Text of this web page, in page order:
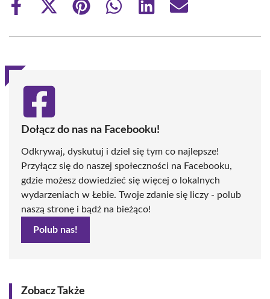
Share
Share
(Twitter)
Share
Share
Share
Share
Dołącz do nas na Facebooku!
Odkrywaj, dyskutuj i dziel się tym co najlepsze!
Przyłącz się do naszej społeczności na Facebooku,
gdzie możesz dowiedzieć się więcej o lokalnych
wydarzeniach w Łebie. Twoje zdanie się liczy - polub
naszą stronę i bądź na bieżąco!
Polub nas!
Zobacz Także